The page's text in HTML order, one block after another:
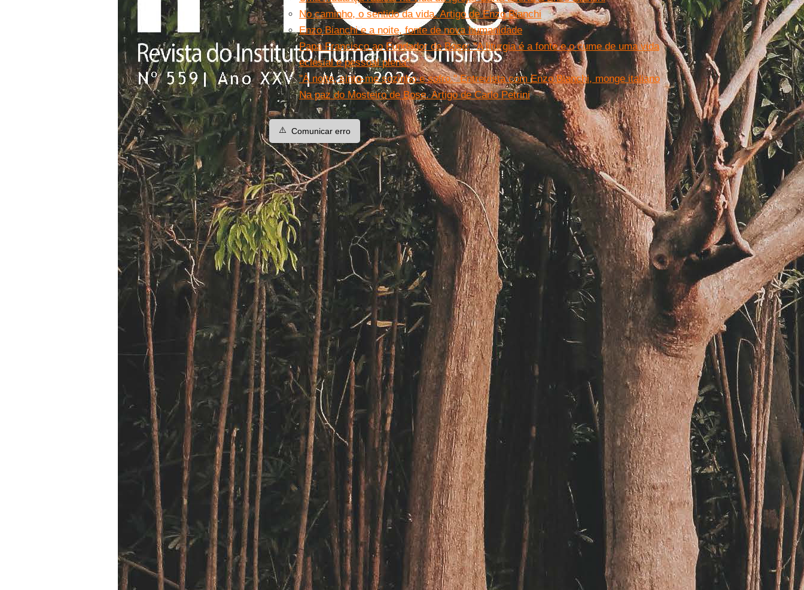
No caminho, o sentido da vida. Artigo de Enzo Bianchi
Enzo Bianchi e a noite, fonte de nova humanidade
Papa Francisco ao Fundador de Bose: "A liturgia é a fonte e o cume de uma vida
eclesial e pessoal plena"
''À noite, sinto-me sozinho e sofro.'' Entrevista com Enzo Bianchi, monge italiano
Na paz do Mosteiro de Bose. Artigo de Carlo Petrini
⚠️ Comunicar erro